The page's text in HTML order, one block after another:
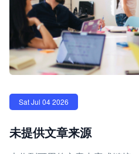
Sat Jul 04 2026
未提供文章来源